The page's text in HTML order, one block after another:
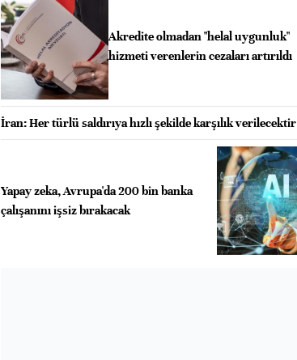
Akredite olmadan "helal uygunluk"
hizmeti verenlerin cezaları artırıldı
İran: Her türlü saldırıya hızlı şekilde karşılık verilecektir
Yapay zeka, Avrupa'da 200 bin banka
çalışanını işsiz bırakacak